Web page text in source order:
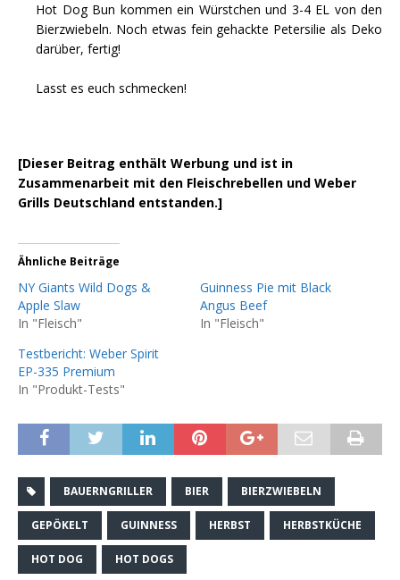
Hot Dog Bun kommen ein Würstchen und 3-4 EL von den
Bierzwiebeln. Noch etwas fein gehackte Petersilie als Deko
darüber, fertig!
Lasst es euch schmecken!
[Dieser Beitrag enthält Werbung und ist in
Zusammenarbeit mit den Fleischrebellen und Weber
Grills Deutschland entstanden.]
Ähnliche Beiträge
NY Giants Wild Dogs &
Apple Slaw
In "Fleisch"
Guinness Pie mit Black
Angus Beef
In "Fleisch"
Testbericht: Weber Spirit
EP-335 Premium
In "Produkt-Tests"
BAUERNGRILLER BIER BIERZWIEBELN
GEPÖKELT GUINNESS HERBST HERBSTKÜCHE
HOT DOG HOT DOGS